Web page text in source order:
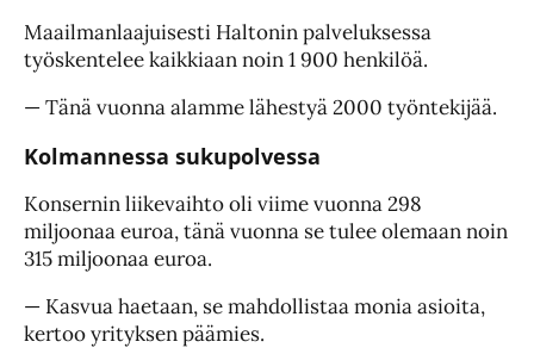
Maailmanlaajuisesti Haltonin palveluksessa
työskentelee kaikkiaan noin 1 900 henkilöä.
— Tänä vuonna alamme lähestyä 2000 työntekijää.
Kolmannessa sukupolvessa
Konsernin liikevaihto oli viime vuonna 298
miljoonaa euroa, tänä vuonna se tulee olemaan noin
315 miljoonaa euroa.
— Kasvua haetaan, se mahdollistaa monia asioita,
kertoo yrityksen päämies.